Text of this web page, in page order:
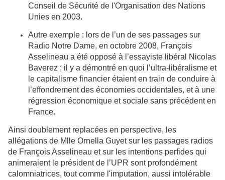
Conseil de Sécurité de l'Organisation des Nations
Unies en 2003.
Autre exemple : lors de l’un de ses passages sur
Radio Notre Dame, en octobre 2008, François
Asselineau a été opposé à l’essayiste libéral Nicolas
Baverez ; il y a démontré en quoi l’ultra-libéralisme et
le capitalisme financier étaient en train de conduire à
l’effondrement des économies occidentales, et à une
régression économique et sociale sans précédent en
France.
Ainsi doublement replacées en perspective, les
allégations de Mlle Ornella Guyet sur les passages radios
de François Asselineau et sur les intentions perfides qui
animeraient le président de l’UPR sont profondément
calomniatrices, tout comme l'imputation, aussi intolérable